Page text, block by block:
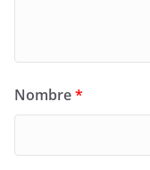
Nombre*